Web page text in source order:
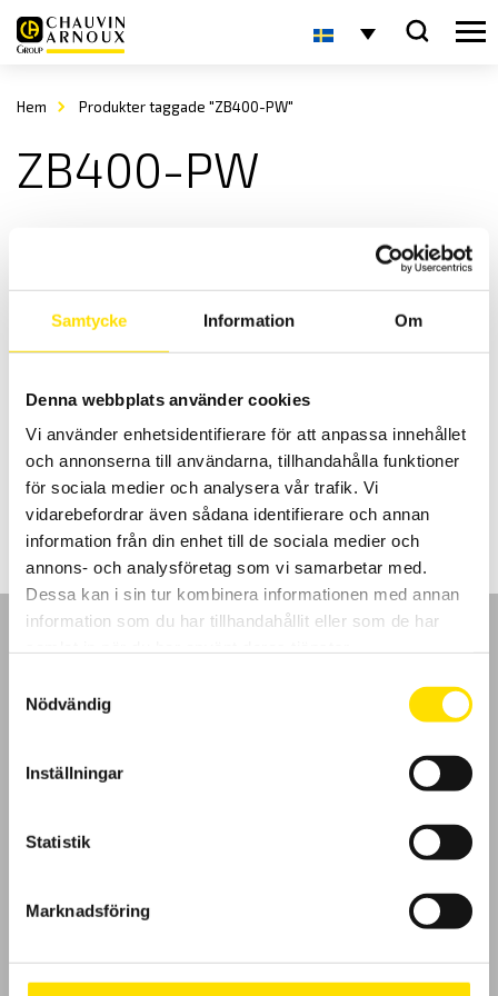
Samtycke Information Om
Denna webbplats använder cookies
Vi använder enhetsidentifierare för att anpassa innehållet
och annonserna till användarna, tillhandahålla funktioner
för sociala medier och analysera vår trafik. Vi
vidarebefordrar även sådana identifierare och annan
information från din enhet till de sociala medier och
annons- och analysföretag som vi samarbetar med.
Dessa kan i sin tur kombinera informationen med annan
information som du har tillhandahållit eller som de har
Nödvändig
Inställningar
Statistik
Marknadsföring
Hem Produkter taggade "ZB400-PW"
ZB400-PW
2-handskontroll för ETL ATS400-serien
Praktiska handstyrningsenheter för ETL ATS400-serien
7,300.00 kr – 14,400.00krPrisintervall:
7,300.00 kr
till
14,400.00 kr
LÄS MER